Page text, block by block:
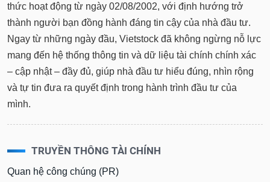
thức hoạt động từ ngày 02/08/2002, với định hướng trở
thành người bạn đồng hành đáng tin cậy của nhà đầu tư.
Ngay từ những ngày đầu, Vietstock đã không ngừng nỗ lực
mang đến hệ thống thông tin và dữ liệu tài chính chính xác
– cập nhật – đầy đủ, giúp nhà đầu tư hiểu đúng, nhìn rộng
và tự tin đưa ra quyết định trong hành trình đầu tư của
mình.
TRUYỀN THÔNG TÀI CHÍNH
Quan hệ công chúng (PR)